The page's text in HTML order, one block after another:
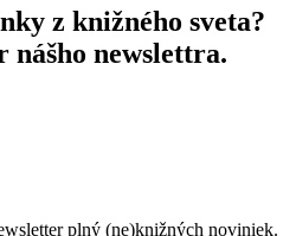
z knižného sveta?
nášho newslettra.
plný (ne)knižných noviniek.